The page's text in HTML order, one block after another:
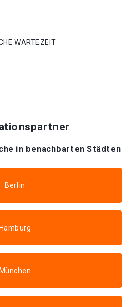
WARTEZEIT
in benachbarten Städten
Berlin
Hamburg
München